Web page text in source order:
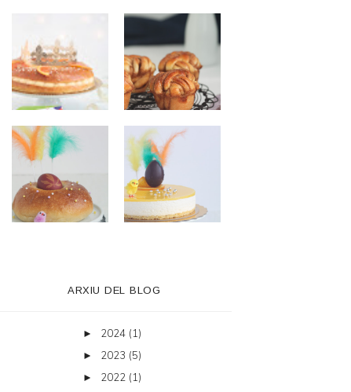
ARXIU DEL BLOG
► 2024 (1)
► 2023 (5)
► 2022 (1)